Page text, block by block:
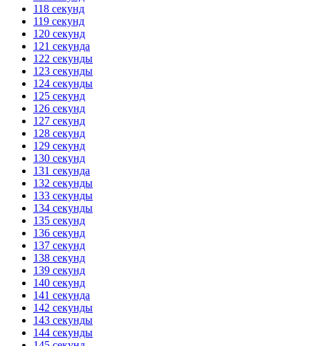
118 секунд
119 секунд
120 секунд
121 секунда
122 секунды
123 секунды
124 секунды
125 секунд
126 секунд
127 секунд
128 секунд
129 секунд
130 секунд
131 секунда
132 секунды
133 секунды
134 секунды
135 секунд
136 секунд
137 секунд
138 секунд
139 секунд
140 секунд
141 секунда
142 секунды
143 секунды
144 секунды